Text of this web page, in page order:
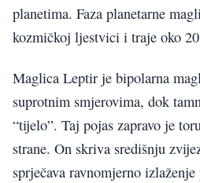
planetima. Faza planetarne
kozmičkoj ljestvici i traje oko
Maglica Leptir je bipolarna
suprotnim smjerovima, dok
“tijelo”. Taj pojas zapravo je
strane. On skriva središnju
sprječava ravnomjerno